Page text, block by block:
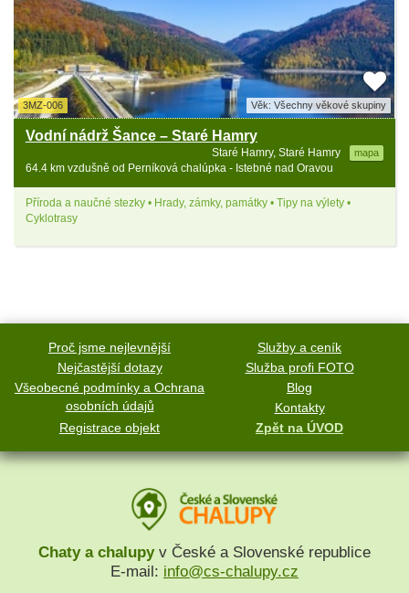
3MZ-006 Věk: Všechny věkové skupiny
Vodní nádrž Šance – Staré Hamry
Staré Hamry, Staré Hamry mapa
64.4 km vzdušně od Perníková chalúpka - Istebné nad Oravou
Příroda a naučné stezky • Hrady, zámky, památky • Tipy na výlety •
Cyklotrasy
Proč jsme nejlevnější
Služby a ceník
Nejčastější dotazy
Služba profi FOTO
Všeobecné podmínky a Ochrana
osobních údajů
Blog
Kontakty
Registrace objekt
Zpět na ÚVOD
Chaty a chalupyv České a Slovenské republice
E-mail: info@cs-chalupy.cz